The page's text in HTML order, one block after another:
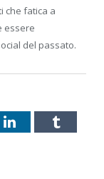
che fatica a
essere
del passato.
LinkedInTumblr